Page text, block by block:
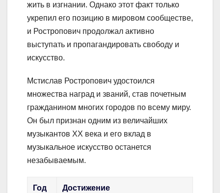
жить в изгнании. Однако этот факт только
укрепил его позицию в мировом сообществе,
и Ростропович продолжал активно
выступать и пропагандировать свободу и
искусство.
Мстислав Ростропович удостоился
множества наград и званий, став почетным
гражданином многих городов по всему миру.
Он был признан одним из величайших
музыкантов XX века и его вклад в
музыкальное искусство останется
незабываемым.
Год Достижение